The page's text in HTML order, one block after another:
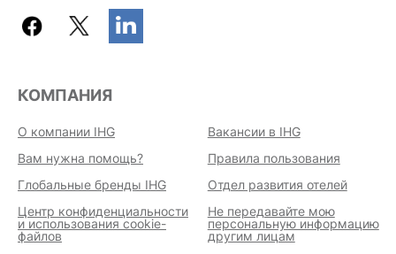
КОМПАНИЯ
О компании IHG
Вакансии в IHG
Вам нужна помощь?
Правила пользования
Глобальные бренды IHG
Отдел развития отелей
Центр конфиденциальности
и использования cookie-
файлов
Не передавайте мою
персональную информацию
другим лицам